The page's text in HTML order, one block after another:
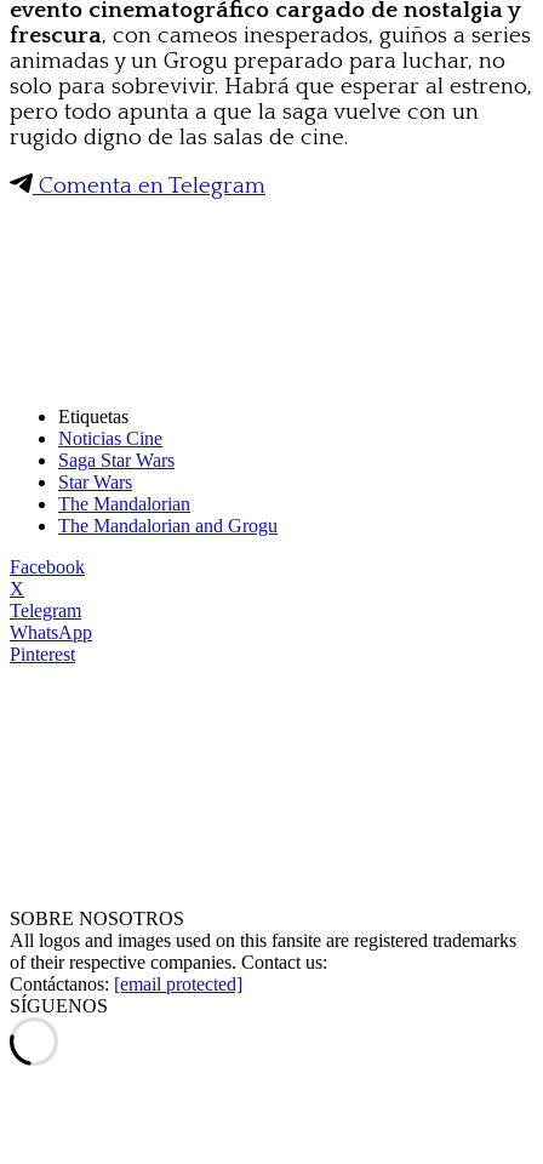
evento cinematográfico cargado de nostalgia y
frescura, con cameos inesperados, guiños a series
animadas y un Grogu preparado para luchar, no
solo para sobrevivir. Habrá que esperar al estreno,
pero todo apunta a que la saga vuelve con un
rugido digno de las salas de cine.
Comenta en Telegram
Etiquetas
Noticias Cine
Saga Star Wars
Star Wars
The Mandalorian
The Mandalorian and Grogu
Facebook
X
Telegram
WhatsApp
Pinterest
SOBRE NOSOTROS
All logos and images used on this fansite are registered trademarks
of their respective companies. Contact us:
Contáctanos: [email protected]
SÍGUENOS